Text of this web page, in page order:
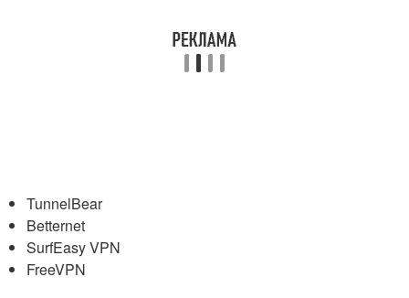
TunnelBear
Betternet
SurfEasy VPN
FreeVPN